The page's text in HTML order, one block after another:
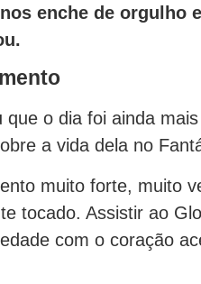
enche de orgulho
que o dia foi ainda
a vida dela no
muito forte, muito
tocado. Assistir ao
com o coração